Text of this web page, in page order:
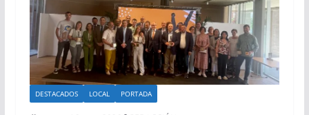
DESTACADOS LOCAL PORTADA